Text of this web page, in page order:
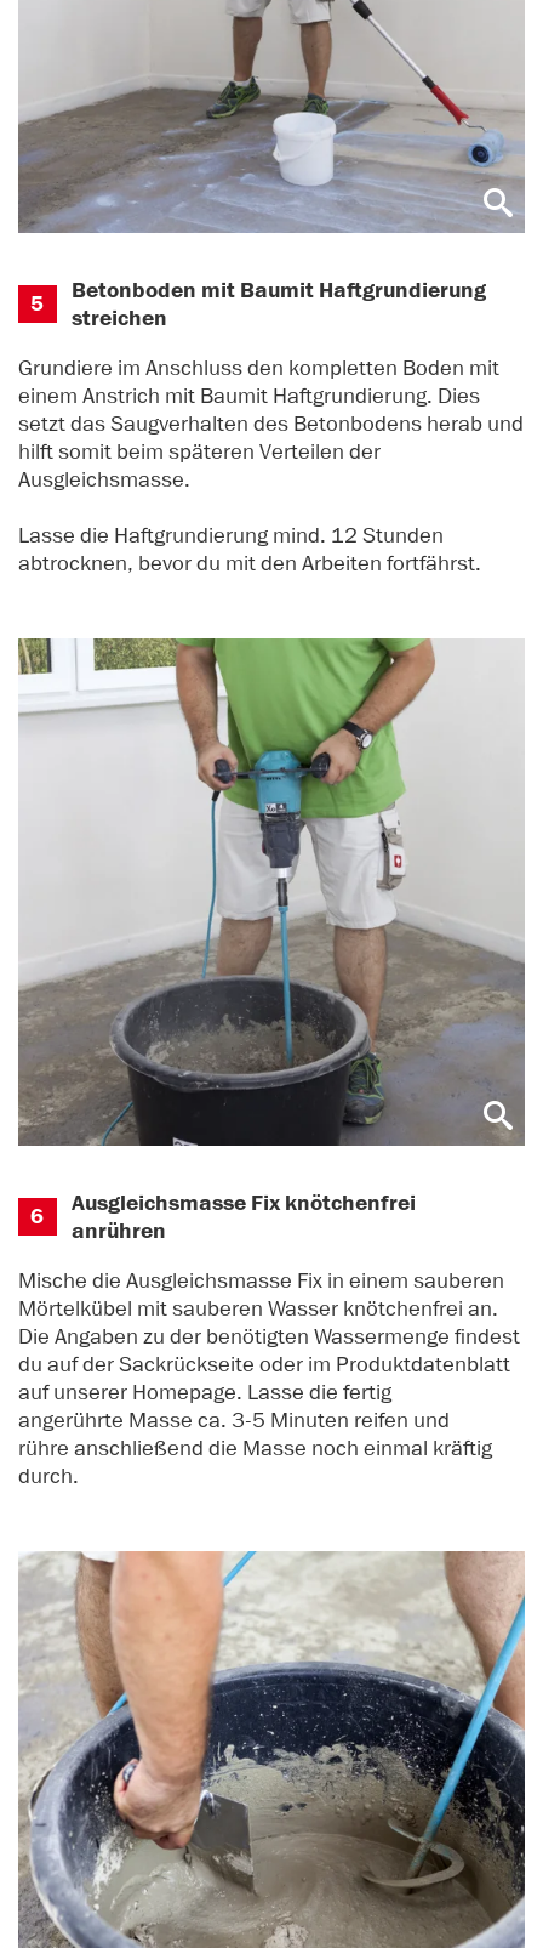
5
Betonboden mit Baumit Haftgrundierung
streichen
Grundiere im Anschluss den kompletten Boden mit
einem Anstrich mit Baumit Haftgrundierung. Dies
setzt das Saugverhalten des Betonbodens herab und
hilft somit beim späteren Verteilen der
Ausgleichsmasse.
Lasse die Haftgrundierung mind. 12 Stunden
abtrocknen, bevor du mit den Arbeiten fortfährst.
6
Ausgleichsmasse Fix knötchenfrei
anrühren
Mische die Ausgleichsmasse Fix in einem sauberen
Mörtelkübel mit sauberen Wasser knötchenfrei an.
Die Angaben zu der benötigten Wassermenge findest
du auf der Sackrückseite oder im Produktdatenblatt
auf unserer Homepage. Lasse die fertig
angerührte Masse ca. 3-5 Minuten reifen und
rühre anschließend die Masse noch einmal kräftig
durch.